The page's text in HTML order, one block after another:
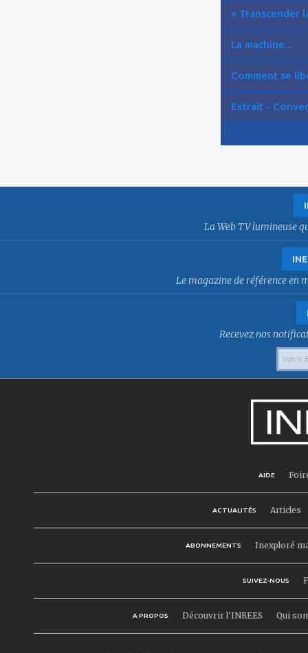
« Transcender
La machine...
Comment se
Extrait -
La Web TV lumineuse
Le magazine de référence en
Recevez nos
AIDE
ACTUALITÉS Articles
ABONNEMENTS Inexploré
SUIVEZ-NOUS
A PROPOS Découvrir l'INREES Qui